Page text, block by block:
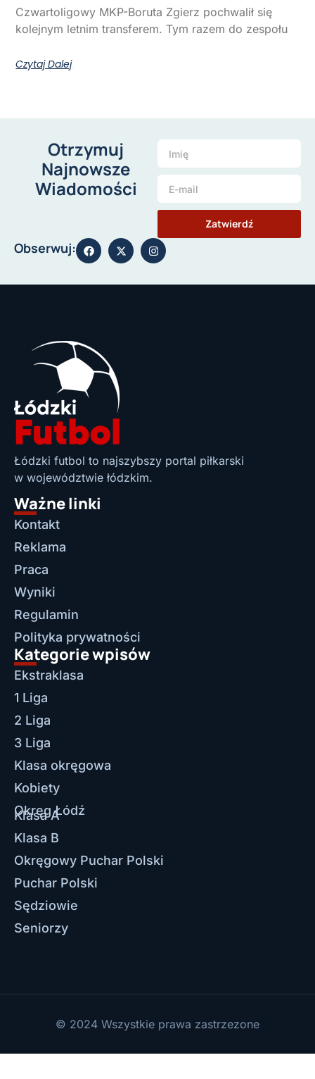
Czwartoligowy MKP-Boruta Zgierz pochwalił się
kolejnym letnim transferem. Tym razem do zespołu
Czytaj Dalej
Otrzymuj
Najnowsze
Wiadomości
Zatwierdź
Obserwuj:
Łódzki futbol to najszybszy portal piłkarski
w województwie łódzkim.
Ważne linki
Kontakt
Reklama
Praca
Wyniki
Regulamin
Polityka prywatności
Kategorie wpisów
Ekstraklasa
1 Liga
2 Liga
3 Liga
Klasa okręgowa
Kobiety
Okręg Łódź
Klasa A
Klasa B
Okręgowy Puchar Polski
Puchar Polski
Sędziowie
Seniorzy
© 2024 Wszystkie prawa zastrzezone